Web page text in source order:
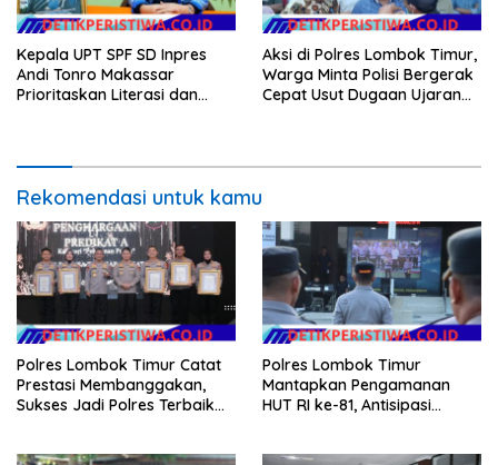
Kepala UPT SPF SD Inpres
Andi Tonro Makassar
Prioritaskan Literasi dan
Aksi di Polres Lombok Timur,
Warga Minta Polisi Bergerak
Cepat Usut Dugaan Ujaran
Rekomendasi untuk kamu
Polres Lombok Timur Catat
Prestasi Membanggakan,
Sukses Jadi Polres Terbaik
Polres Lombok Timur
Mantapkan Pengamanan
HUT RI ke-81, Antisipasi